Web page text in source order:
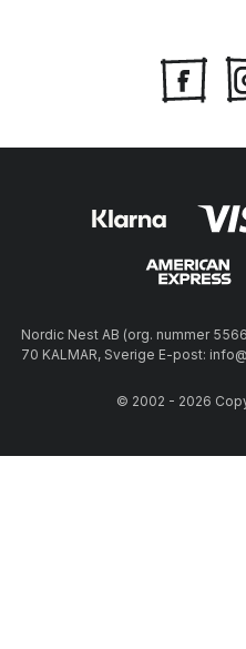
Nordic Nest AB (org. nummer
70 KALMAR, Sverige E-post:
© 2002 - 2026